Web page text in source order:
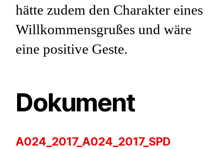
hätte zudem den Charakter eines
Willkommensgrußes und wäre
eine positive Geste.
Dokument
A024_2017_A024_2017_SPD